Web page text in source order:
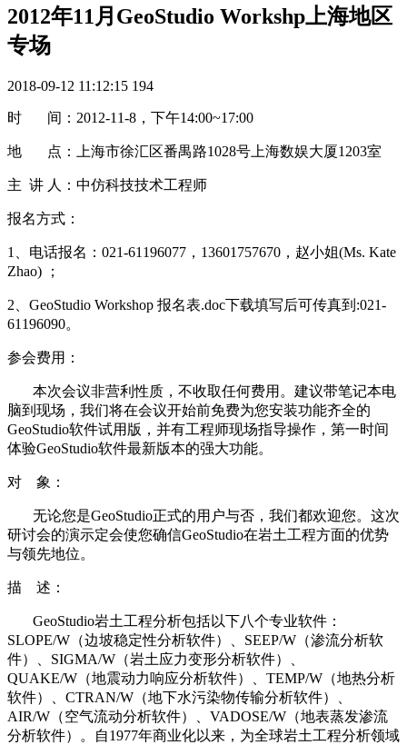
2012年11月GeoStudio Workshp上海地区
专场
2018-09-12 11:12:15 194
时 间：2012-11-8，下午14:00~17:00
地 点：上海市徐汇区番禺路1028号上海数娱大厦1203室
主 讲 人：中仿科技技术工程师
报名方式：
1、电话报名：021-61196077，13601757670，赵小姐(Ms. Kate
Zhao) ；
2、GeoStudio Workshop 报名表.doc下载填写后可传真到:021-
61196090。
参会费用：
本次会议非营利性质，不收取任何费用。建议带笔记本电
脑到现场，我们将在会议开始前免费为您安装功能齐全的
GeoStudio软件试用版，并有工程师现场指导操作，第一时间
体验GeoStudio软件最新版本的强大功能。
对 象：
无论您是GeoStudio正式的用户与否，我们都欢迎您。这次
研讨会的演示定会使您确信GeoStudio在岩土工程方面的优势
与领先地位。
描 述：
GeoStudio岩土工程分析包括以下八个专业软件：
SLOPE/W（边坡稳定性分析软件）、SEEP/W（渗流分析软
件）、SIGMA/W（岩土应力变形分析软件）、
QUAKE/W（地震动力响应分析软件）、TEMP/W（地热分析
软件）、CTRAN/W（地下水污染物传输分析软件）、
AIR/W（空气流动分析软件）、VADOSE/W（地表蒸发渗流
分析软件）。自1977年商业化以来，为全球岩土工程分析领域